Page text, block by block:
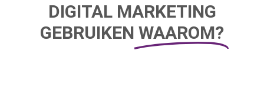
DIGITAL MARKETING
GEBRUIKEN WAAROM?